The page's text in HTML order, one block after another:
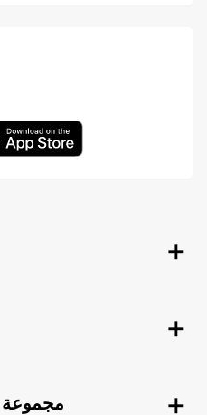
مجموعة